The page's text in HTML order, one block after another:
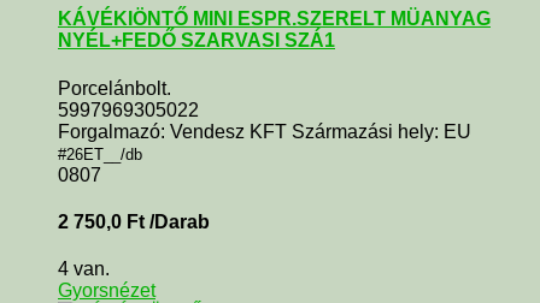
KÁVÉKIÖNTŐ MINI ESPR.SZERELT MÜANYAG
NYÉL+FEDŐ SZARVASI SZÁ1
Porcelánbolt.
5997969305022
Forgalmazó: Vendesz KFT Származási hely: EU
#26ET__/db
0807
2 750,0 Ft /Darab
4 van.
Gyorsnézet